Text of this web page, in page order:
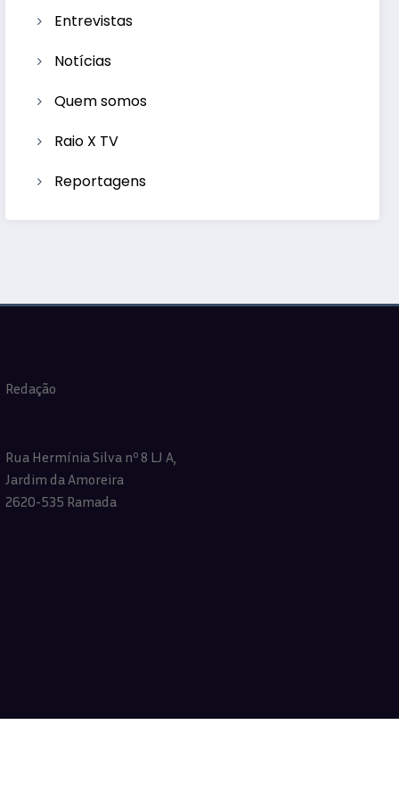
Entrevistas
Notícias
Quem somos
Raio X TV
Reportagens
Redação
Rua Hermínia Silva nº 8 LJ A,
Jardim da Amoreira
2620-535 Ramada